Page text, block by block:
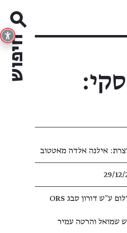
אילנה אלדה מאטטוב
29/12/
גלריה לצילום ע״ש דורון סבג ORS
שמואל והרטה עמיר